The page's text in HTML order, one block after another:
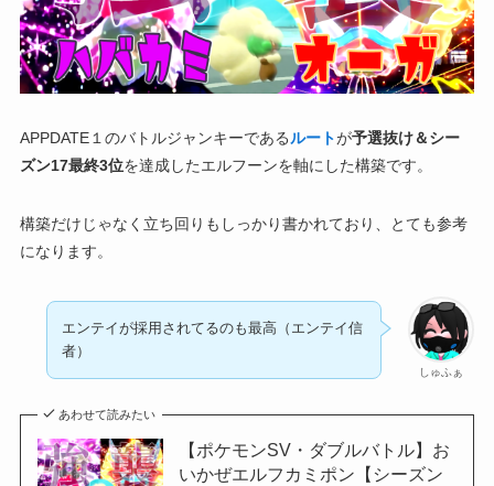
APPDATE１のバトルジャンキーであるルートが予選抜け＆シー
ズン17最終3位を達成したエルフーンを軸にした構築です。
構築だけじゃなく立ち回りもしっかり書かれており、とても参考
になります。
しゅふぁ
エンテイが採用されてるのも最高（エンテイ信
者）
あわせて読みたい
【ポケモンSV・ダブルバトル】お
いかぜエルフカミポン【シーズン